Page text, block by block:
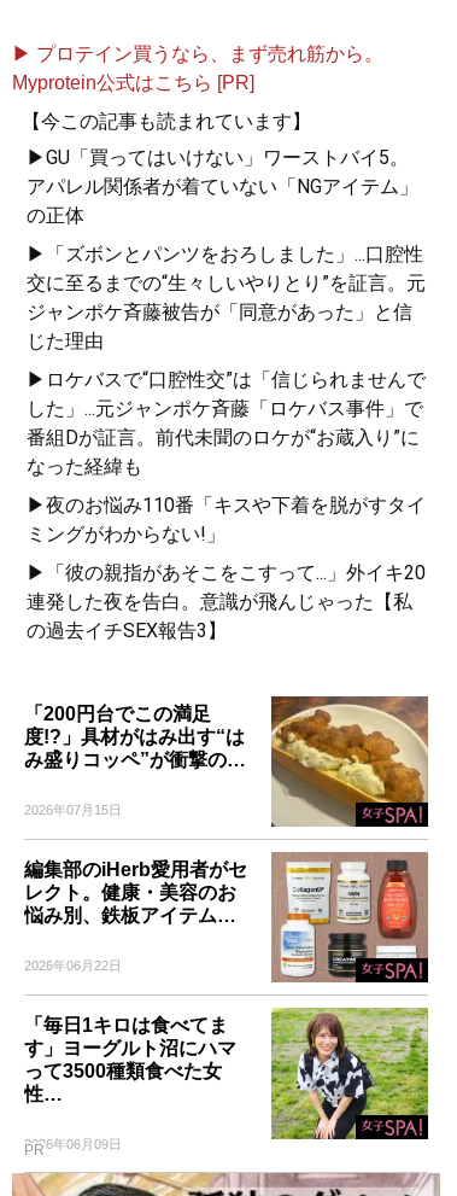
記事一覧へ
▶ プロテイン買うなら、まず売れ筋から。
Myprotein公式はこちら [PR]
【今この記事も読まれています】
▶GU「買ってはいけない」ワーストバイ5。
アパレル関係者が着ていない「NGアイテム」
の正体
▶「ズボンとパンツをおろしました」...口腔性
交に至るまでの“生々しいやりとり”を証言。元
ジャンポケ斉藤被告が「同意があった」と信
じた理由
▶ロケバスで“口腔性交”は「信じられませんで
した」...元ジャンポケ斉藤「ロケバス事件」で
番組Dが証言。前代未聞のロケが“お蔵入り”に
なった経緯も
▶夜のお悩み110番「キスや下着を脱がすタイ
ミングがわからない!」
▶「彼の親指があそこをこすって...」外イキ20
連発した夜を告白。意識が飛んじゃった【私
の過去イチSEX報告3】
「200円台でこの満足
度!?」具材がはみ出す“は
み盛りコッペ”が衝撃の…
2026年07月15日
編集部のiHerb愛用者がセ
レクト。健康・美容のお
悩み別、鉄板アイテム…
2026年06月22日
「毎日1キロは食べてま
す」ヨーグルト沼にハマ
って3500種類食べた女
性…
2026年06月09日
PR